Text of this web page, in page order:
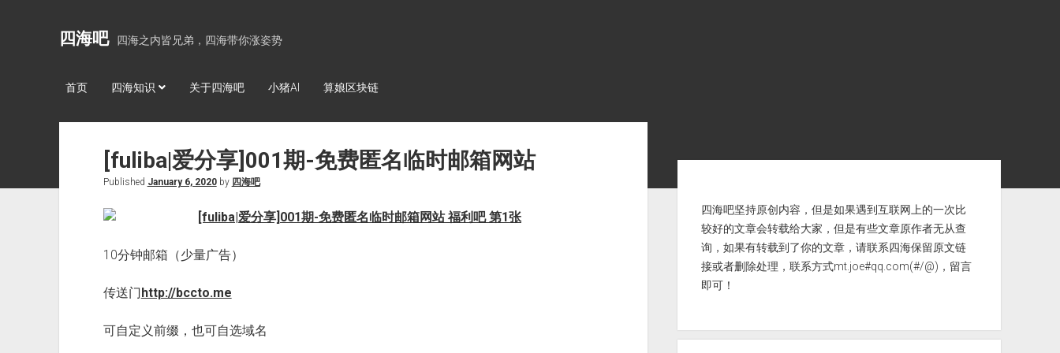
四海吧 四海之内皆兄弟，四海带你涨姿势
首页 四海知识 关于四海吧 小猪AI 算娘区块链
[fuliba|爱分享]001期-免费匿名临时邮箱网站
Published January 6, 2020by 四海吧
10分钟邮箱（少量广告）
传送门http://bccto.me
可自定义前缀，也可自选域名
四海吧坚持原创内容，但是如果遇到互联网上的一次比
较好的文章会转载给大家，但是有些文章原作者无从查
询，如果有转载到了你的文章，请联系四海保留原文链
接或者删除处理，联系方式mt.joe#qq.com(#/@)，留言
即可！